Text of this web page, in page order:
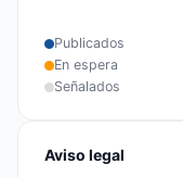
Publicados
En espera
Señalados
Aviso legal